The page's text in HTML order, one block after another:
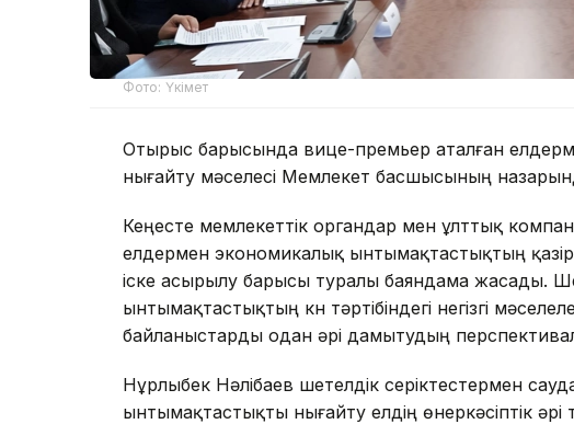
Фото: Үкімет
Отырыс барысында вице-премьер аталған
нығайту мәселесі Мемлекет басшысының
Кеңесте мемлекеттік органдар мен ұлттық
елдермен экономикалық ынтымақтастықтың
іске асырылу барысы туралы баяндама жасады.
ынтымақтастықтың күн тәртібіндегі негізгі
байланыстарды одан әрі дамытудың
Нұрлыбек Нәлібаев шетелдік серіктестермен
ынтымақтастықты нығайту елдің өнеркәсіптік